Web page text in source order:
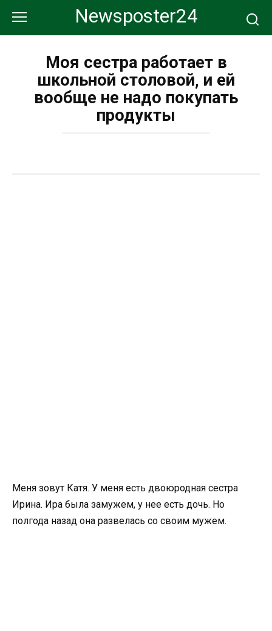
контенту
Newsposter24
Моя сестра работает в
школьной столовой, и ей
вообще не надо покупать
продукты
Меня зовут Катя. У меня есть двоюродная сестра
Ирина. Ира была замужем, у нее есть дочь. Но
полгода назад она развелась со своим мужем.